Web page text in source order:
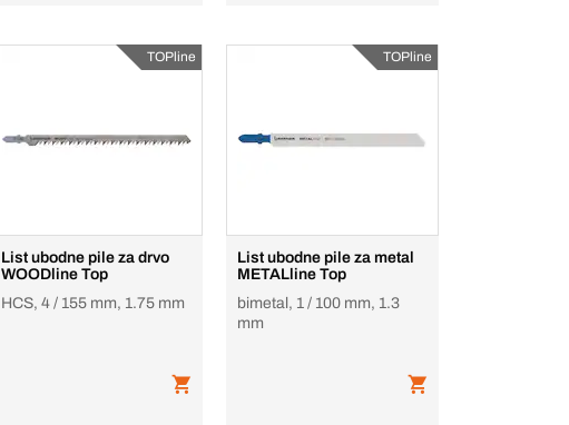
TOPline
List ubodne pile za drvo
WOODline Top
HCS, 4 / 155 mm, 1.75 mm
TOPline
List ubodne pile za metal
METALline Top
bimetal, 1 / 100 mm, 1.3
mm